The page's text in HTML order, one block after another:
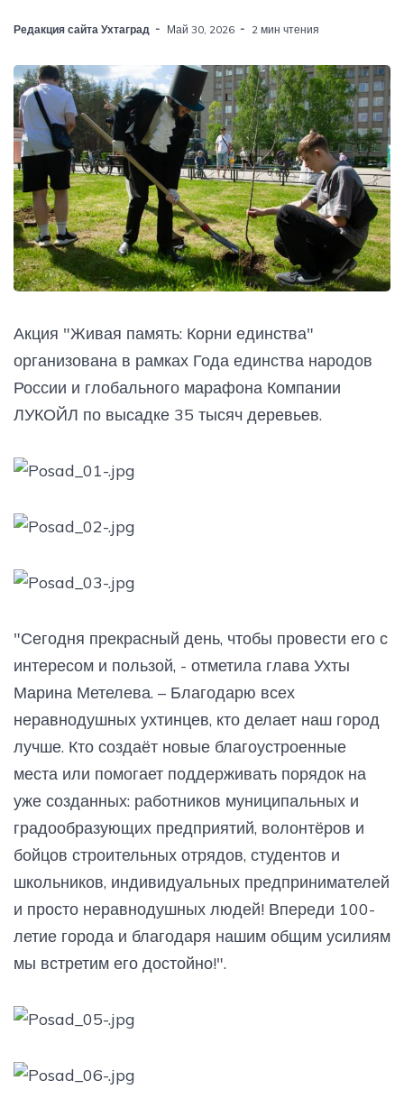
Редакция сайта Ухтаград Май 30, 2026 2 мин чтения
Акция "Живая память: Корни единства"
организована в рамках Года единства народов
России и глобального марафона Компании
ЛУКОЙЛ по высадке 35 тысяч деревьев.
"Сегодня прекрасный день, чтобы провести его с
интересом и пользой, - отметила глава Ухты
Марина Метелева. – Благодарю всех
неравнодушных ухтинцев, кто делает наш город
лучше. Кто создаёт новые благоустроенные
места или помогает поддерживать порядок на
уже созданных: работников муниципальных и
градообразующих предприятий, волонтёров и
бойцов строительных отрядов, студентов и
школьников, индивидуальных предпринимателей
и просто неравнодушных людей! Впереди 100-
летие города и благодаря нашим общим усилиям
мы встретим его достойно!".